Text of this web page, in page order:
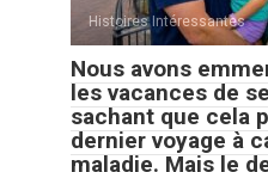
Histoires Intéressantes
Nous avons
les vacances de
sachant que cela
dernier voyage à
maladie. Mais le